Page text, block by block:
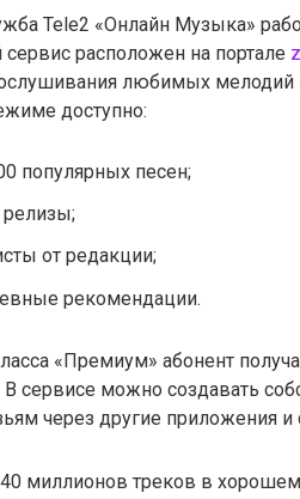
Tele2 «Онлайн Музыка»
расположен на портале
любимых мелодий
доступно:
популярных песен;
от редакции;
рекомендации.
«Премиум» абонент
сервисе можно создавать
через другие приложения
миллионов треков в